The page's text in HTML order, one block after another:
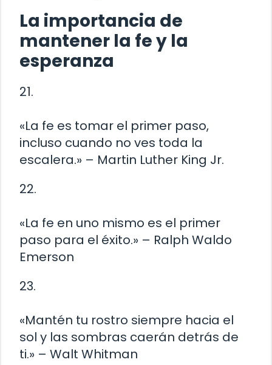
La importancia de
mantener la fe y la
esperanza
21.
«La fe es tomar el primer paso,
incluso cuando no ves toda la
escalera.» – Martin Luther King Jr.
22.
«La fe en uno mismo es el primer
paso para el éxito.» – Ralph Waldo
Emerson
23.
«Mantén tu rostro siempre hacia el
sol y las sombras caerán detrás de
ti.» – Walt Whitman